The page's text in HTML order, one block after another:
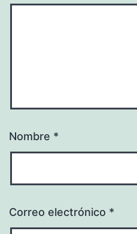
Nombre *
Correo electrónico *